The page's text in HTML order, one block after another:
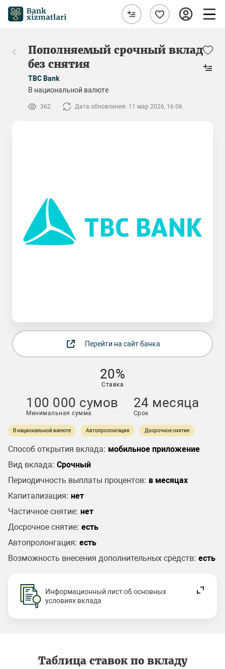
Пополняемый срочный вклад
без снятия
TBC Bank
В национальной валюте
362 Дата обновления: 11 мар 2026, 16:06
Перейти на сайт банка
20%
Ставка
100 000 сумов
Минимальная сумма
24 месяца
Срок
В национальной валюте Автопролонгация Досрочное снятие
Способ открытия вклада: мобильное приложение
Вид вклада: Срочный
Периодичность выплаты процентов: в месяцах
Капитализация: нет
Частичное снятие: нет
Досрочное снятие: есть
Автопролонгация: есть
Возможность внесения дополнительных средств: есть
Информационный лист об основных
условиях вклада
Таблица ставок по вкладу